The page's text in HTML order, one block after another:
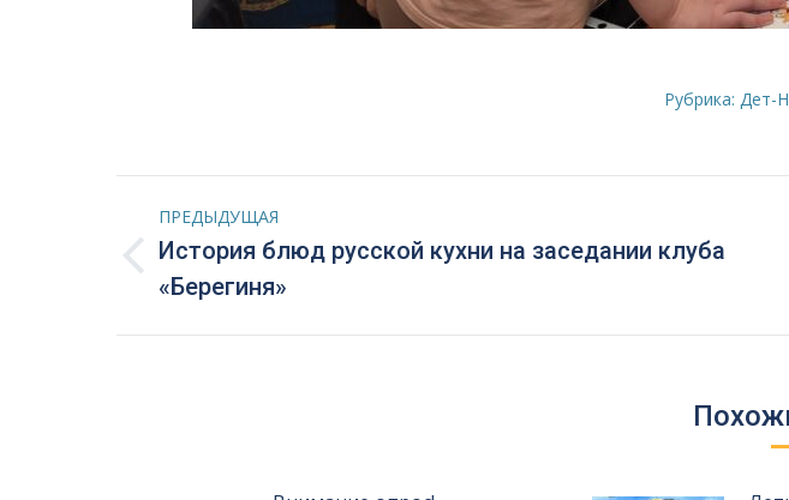
Рубрика: Дет-
Навигация
по
записям
ПРЕДЫДУЩАЯ
Предыдущая
запись:
История блюд русской кухни на заседании клуба
«Берегиня»